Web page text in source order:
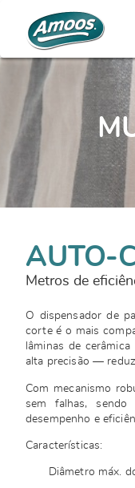
AUTO-
Metros de
O dispensador de
corte é o mais
lâminas de
alta precisão —
Com mecanismo
sem falhas, sendo
desempenho e
Características:
Diâmetro máx.